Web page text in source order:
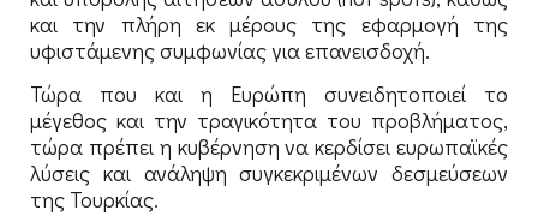
και την πλήρη εκ μέρους της εφαρμογή της
υφιστάμενης συμφωνίας για επανεισδοχή.
Τώρα που και η Ευρώπη συνειδητοποιεί το
μέγεθος και την τραγικότητα του προβλήματος,
τώρα πρέπει η κυβέρνηση να κερδίσει ευρωπαϊκές
λύσεις και ανάληψη συγκεκριμένων δεσμεύσεων
της Τουρκίας.